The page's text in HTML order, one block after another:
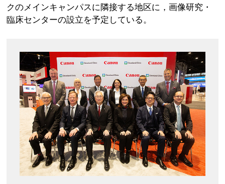
クのメインキャンパスに隣接する地区に，画像研究・
臨床センターの設立を予定している。